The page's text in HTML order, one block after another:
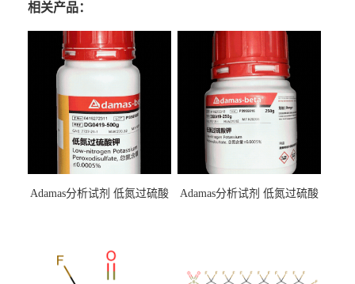
相关产品：
Adamas分析试剂 低氮过硫酸
（泰坦现货供应）
Adamas分析试剂 低氮过硫酸